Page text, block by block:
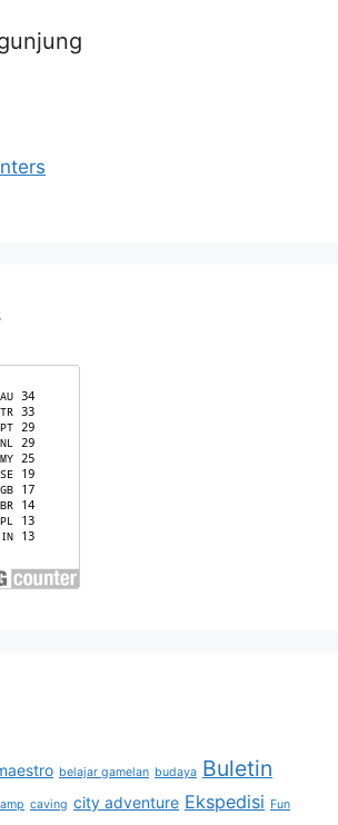
belajar gamelan budaya Buletin
caving city adventure Ekspedisi Fun